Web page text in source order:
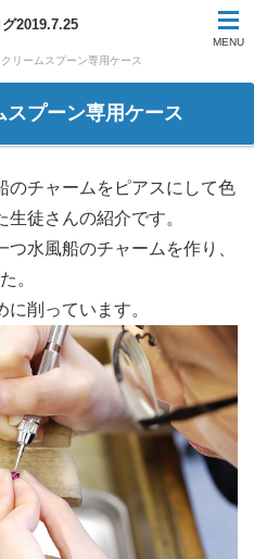
2019.7.25
MENU
リームスプーン専用ケース
プーン専用ケース
のチャームをピアスにして色
徒さんの紹介です。
水風船のチャームを作り、
。
削っています。